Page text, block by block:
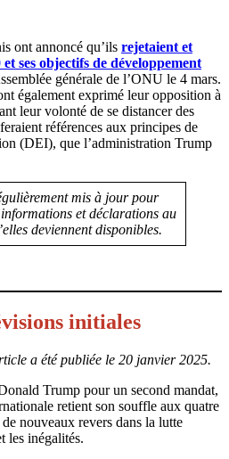
ont annoncé qu’ils rejetaient et
ses objectifs de développement
générale de l’ONU le 4 mars.
également exprimé leur opposition à
leur volonté de se distancer des
références aux principes de
(DEI), que l’administration Trump
mis à jour pour
et déclarations au
deviennent disponibles.
initiales
a été publiée le 20 janvier 2025.
Trump pour un second mandat,
retient son souffle aux quatre
nouveaux revers dans la lutte
les inégalités.